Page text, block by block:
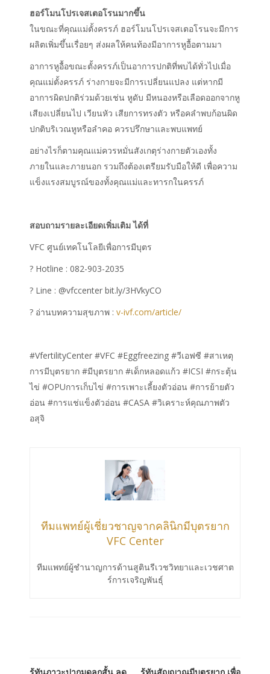
ฮอร์โมนโปรเจสเตอโรนมากขึ้น
ในขณะที่คุณแม่ตั้งครรภ์ ฮอร์โมนโปรเจสเตอโรนจะมีการ
ผลิตเพิ่มขึ้นเรื่อยๆ ส่งผลให้คนท้องมีอาการหูอื้อตามมา
อาการหูอื้อขณะตั้งครรภ์เป็นอาการปกติที่พบได้ทั่วไปเมื่อ
คุณแม่ตั้งครรภ์ ร่างกายจะมีการเปลี่ยนแปลง แต่หากมี
อาการผิดปกติร่วมด้วยเช่น หูดับ มีหนองหรือเลือดออกจากหู
เสียงเปลี่ยนไป เวียนหัว เสียการทรงตัว หรือคลำพบก้อนผิด
ปกติบริเวณหูหรือลำคอ ควรปรึกษาและพบแพทย์
อย่างไรก็ตามคุณแม่ควรหมั่นสังเกตุร่างกายตัวเองทั้ง
ภายในและภายนอก รวมถึงต้องเตรียมรับมือให้ดี เพื่อความ
แข็งแรงสมบูรณ์ของทั้งคุณแม่และทารกในครรภ์
สอบถามรายละเอียดเพิ่มเติม ได้ที่
VFC ศูนย์เทคโนโลยีเพื่อการมีบุตร
? Hotline : 082-903-2035
? Line : @vfccenter bit.ly/3HVkyCO
? อ่านบทความสุขภาพ : v-ivf.com/article/
#VfertilityCenter #VFC #Eggfreezing #วีเอฟซี #สาเหตุ
การมีบุตรยาก #มีบุตรยาก #เด็กหลอดแก้ว #ICSI #กระตุ้น
ไข่ #OPUการเก็บไข่ #การเพาะเลี้ยงตัวอ่อน #การย้ายตัว
อ่อน #การแช่แข็งตัวอ่อน #CASA #วิเคราะห์คุณภาพตัว
อสุจิ
ทีมแพทย์ผู้เชี่ยวชาญจากคลินิกมีบุตรยาก
VFC Center
ทีมแพทย์ผู้ชำนาญการด้านสูตินรีเวชวิทยาและเวชศาต
ร์การเจริญพันธ์ุ
รู้ทันภาวะปากมดลูกสั้น ลด รู้ทันสัญญาณมีบุตรยาก เพื่อ